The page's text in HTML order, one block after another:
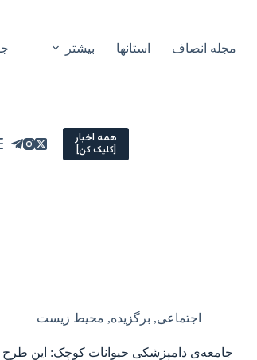
مجله انصاف استانها بیشتر
همه اخبار
[کلیک کن]
اجتماعی, برگزیده, محیط زیست
جامعه‌ی دامپزشکی حیوانات کوچک: این طرح